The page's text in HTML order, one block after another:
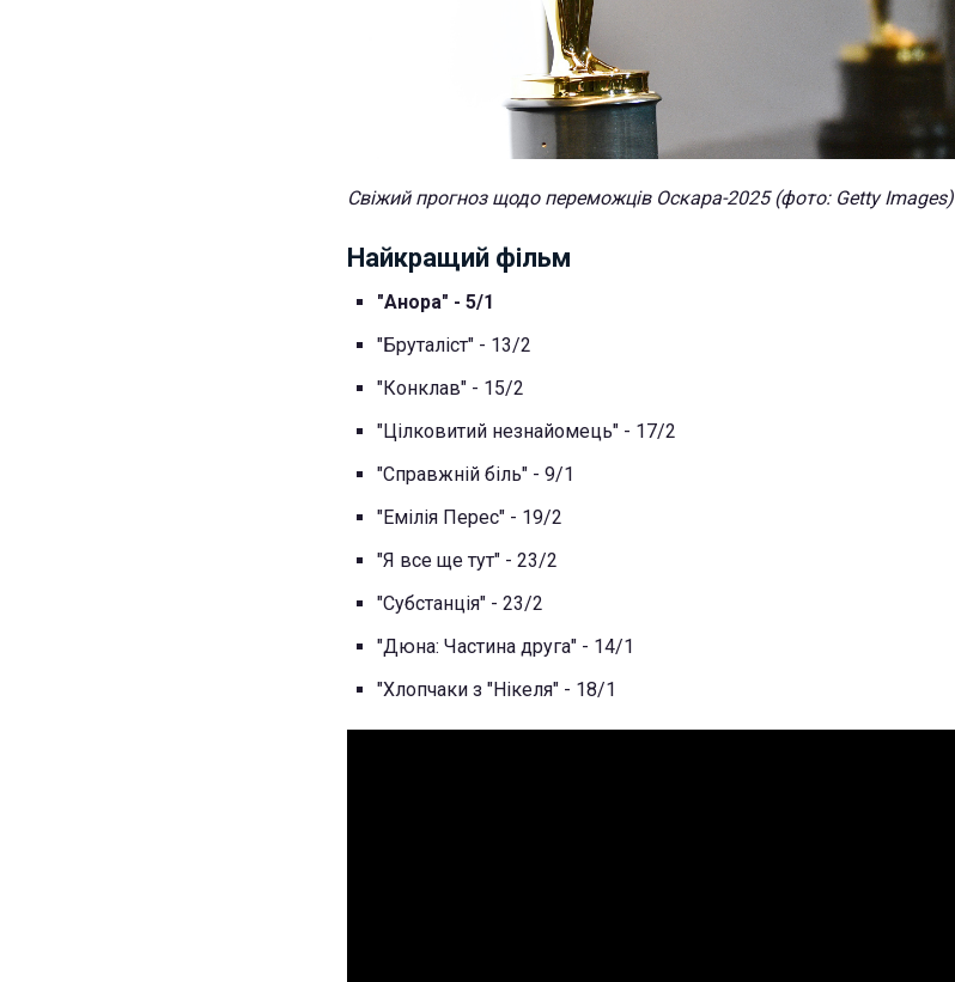
Свіжий прогноз щодо переможців Оскара-2025 (фото: Getty Images)
Найкращий фільм
"Анора" - 5/1
"Бруталіст" - 13/2
"Конклав" - 15/2
"Цілковитий незнайомець" - 17/2
"Справжній біль" - 9/1
"Емілія Перес" - 19/2
"Я все ще тут" - 23/2
"Субстанція" - 23/2
"Дюна: Частина друга" - 14/1
"Хлопчаки з "Нікеля" - 18/1